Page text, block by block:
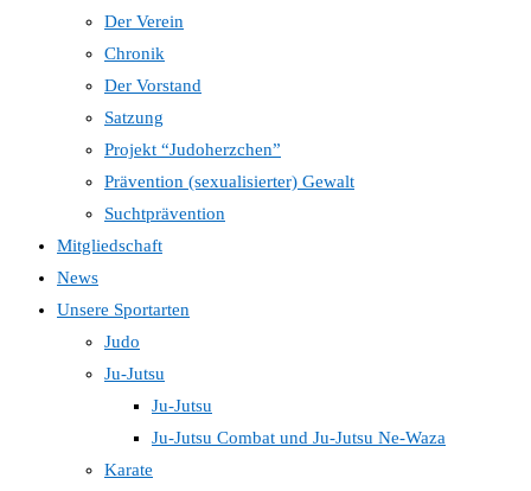
Der Verein
Chronik
Der Vorstand
Satzung
Projekt “Judoherzchen”
Prävention (sexualisierter) Gewalt
Suchtprävention
Mitgliedschaft
News
Unsere Sportarten
Judo
Ju-Jutsu
Ju-Jutsu
Ju-Jutsu Combat und Ju-Jutsu Ne-Waza
Karate